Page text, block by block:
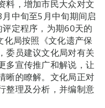
料，增加市民大众对文
中旬至5月中旬期间启
定程序，为期60天的
局按照《文化遗产保
委员建议文化局对有关
多宣传推广和解说，让
晰的瞭解。文化局正对
整理及分析，并编制意